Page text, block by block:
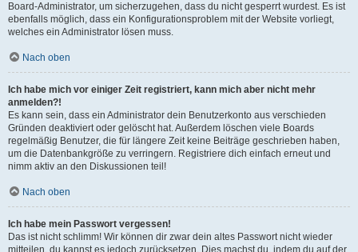
Board-Administrator, um sicherzugehen, dass du nicht gesperrt wurdest. Es ist
ebenfalls möglich, dass ein Konfigurationsproblem mit der Website vorliegt,
welches ein Administrator lösen muss.
Nach oben
Ich habe mich vor einiger Zeit registriert, kann mich aber nicht mehr
anmelden?!
Es kann sein, dass ein Administrator dein Benutzerkonto aus verschieden
Gründen deaktiviert oder gelöscht hat. Außerdem löschen viele Boards
regelmäßig Benutzer, die für längere Zeit keine Beiträge geschrieben haben,
um die Datenbankgröße zu verringern. Registriere dich einfach erneut und
nimm aktiv an den Diskussionen teil!
Nach oben
Ich habe mein Passwort vergessen!
Das ist nicht schlimm! Wir können dir zwar dein altes Passwort nicht wieder
mitteilen, du kannst es jedoch zurücksetzen. Dies machst du, indem du auf der